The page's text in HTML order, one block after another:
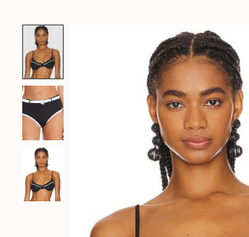
Product image slideshow Items